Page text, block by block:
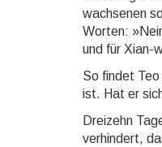
wach­se­nen
Worten:
und für Xian-
So findet
ist. Hat er
Dreizehn
verhindert,